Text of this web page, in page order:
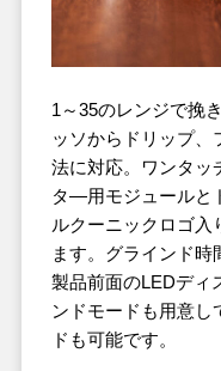
1～35のレンジで挽
ッソからドリップ、
法に対応。ワンタッ
タ―用モジュールと
ルクーニックロゴ入
ます。グラインド
製品前面のLEDディ
ンドモードも用意し
ドも可能です。